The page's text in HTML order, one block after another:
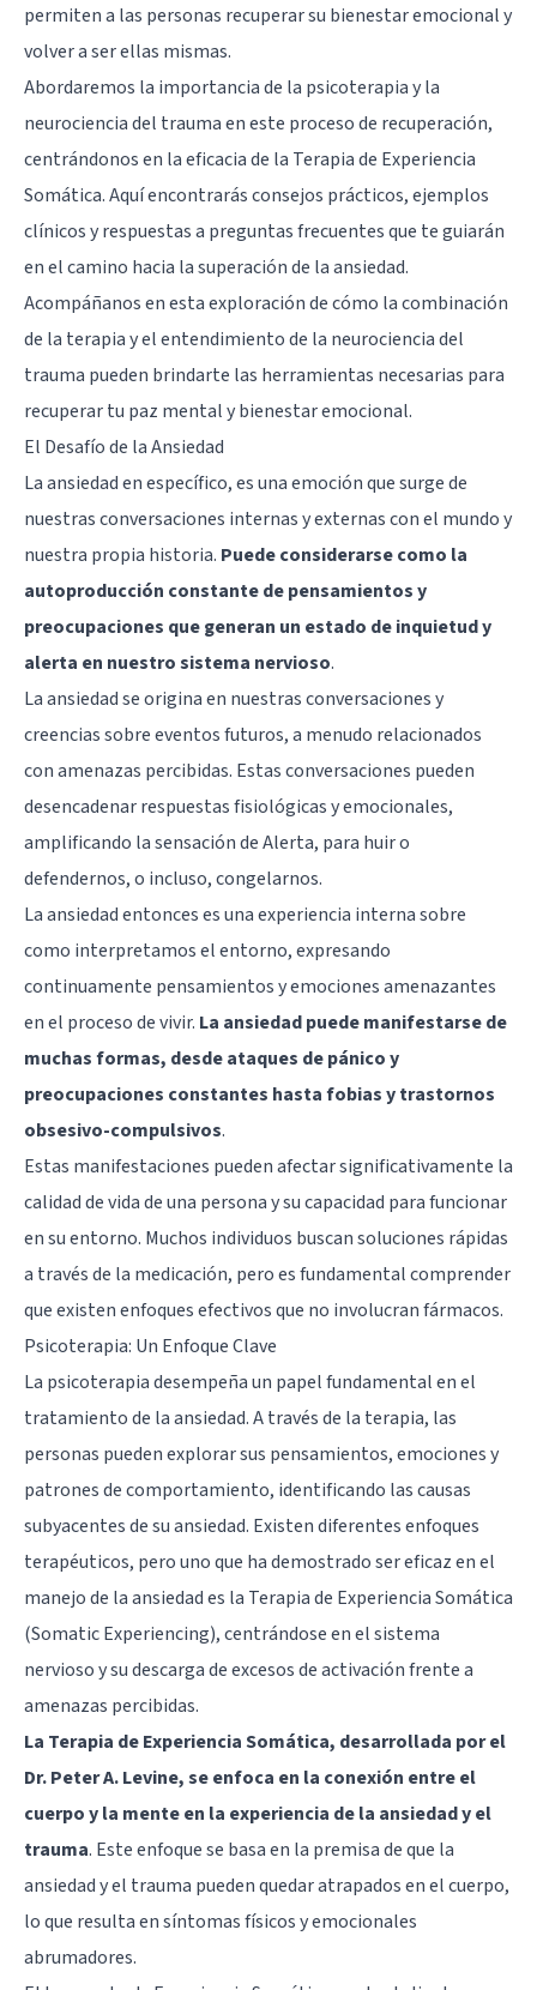
permiten a las personas recuperar su bienestar emocional y
volver a ser ellas mismas.
Abordaremos la importancia de la psicoterapia y la
neurociencia del trauma en este proceso de recuperación,
centrándonos en la eficacia de la Terapia de Experiencia
Somática. Aquí encontrarás consejos prácticos, ejemplos
clínicos y respuestas a preguntas frecuentes que te guiarán
en el camino hacia la superación de la ansiedad.
Acompáñanos en esta exploración de cómo la combinación
de la terapia y el entendimiento de la neurociencia del
trauma pueden brindarte las herramientas necesarias para
recuperar tu paz mental y bienestar emocional.
El Desafío de la Ansiedad
La ansiedad en específico, es una emoción que surge de
nuestras conversaciones internas y externas con el mundo y
nuestra propia historia. Puede considerarse como la
autoproducción constante de pensamientos y
preocupaciones que generan un estado de inquietud y
alerta en nuestro sistema nervioso.
La ansiedad se origina en nuestras conversaciones y
creencias sobre eventos futuros, a menudo relacionados
con amenazas percibidas. Estas conversaciones pueden
desencadenar respuestas fisiológicas y emocionales,
amplificando la sensación de Alerta, para huir o
defendernos, o incluso, congelarnos.
La ansiedad entonces es una experiencia interna sobre
como interpretamos el entorno, expresando
continuamente pensamientos y emociones amenazantes
en el proceso de vivir. La ansiedad puede manifestarse de
muchas formas, desde ataques de pánico y
preocupaciones constantes hasta fobias y trastornos
obsesivo-compulsivos.
Estas manifestaciones pueden afectar significativamente la
calidad de vida de una persona y su capacidad para funcionar
en su entorno. Muchos individuos buscan soluciones rápidas
a través de la medicación, pero es fundamental comprender
que existen enfoques efectivos que no involucran fármacos.
Psicoterapia: Un Enfoque Clave
La psicoterapia desempeña un papel fundamental en el
tratamiento de la ansiedad. A través de la terapia, las
personas pueden explorar sus pensamientos, emociones y
patrones de comportamiento, identificando las causas
subyacentes de su ansiedad. Existen diferentes enfoques
terapéuticos, pero uno que ha demostrado ser eficaz en el
manejo de la ansiedad es la Terapia de Experiencia Somática
(Somatic Experiencing), centrándose en el sistema
nervioso y su descarga de excesos de activación frente a
amenazas percibidas.
La Terapia de Experiencia Somática, desarrollada por el
Dr. Peter A. Levine, se enfoca en la conexión entre el
cuerpo y la mente en la experiencia de la ansiedad y el
trauma. Este enfoque se basa en la premisa de que la
ansiedad y el trauma pueden quedar atrapados en el cuerpo,
lo que resulta en síntomas físicos y emocionales
abrumadores.